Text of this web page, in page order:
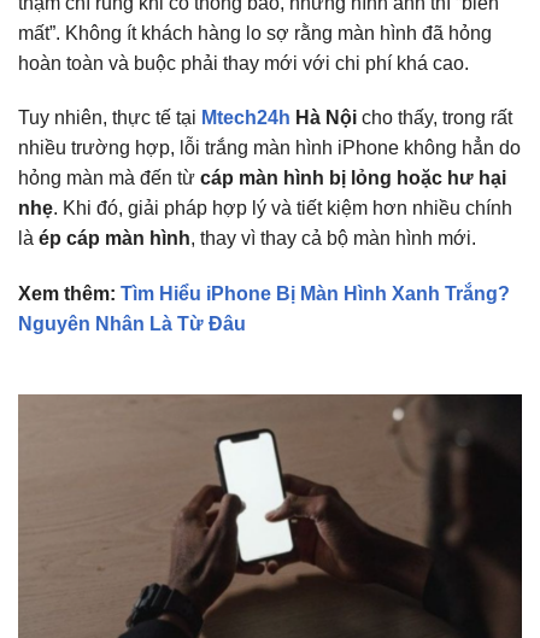
mất”. Không ít khách hàng lo sợ rằng màn hình đã hỏng
hoàn toàn và buộc phải thay mới với chi phí khá cao.
Tuy nhiên, thực tế tại Mtech24h Hà Nội cho thấy, trong rất
nhiều trường hợp, lỗi trắng màn hình iPhone không hẳn do
hỏng màn mà đến từ cáp màn hình bị lỏng hoặc hư hại
nhẹ. Khi đó, giải pháp hợp lý và tiết kiệm hơn nhiều chính
là ép cáp màn hình, thay vì thay cả bộ màn hình mới.
Xem thêm: Tìm Hiểu iPhone Bị Màn Hình Xanh Trắng?
Nguyên Nhân Là Từ Đâu